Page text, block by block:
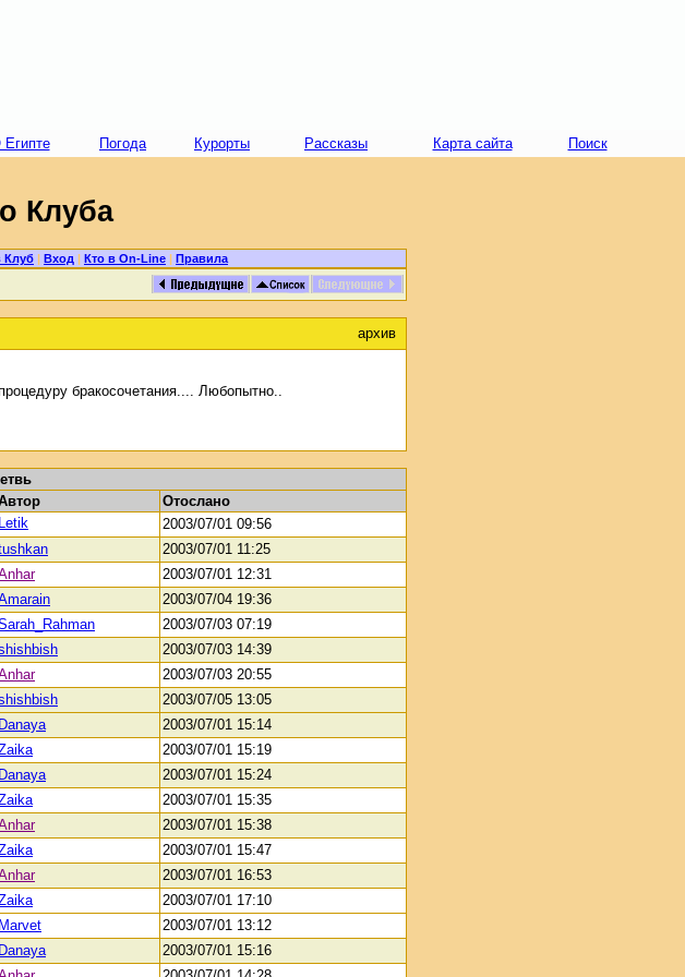
Погода Курорты Рассказы Карта сайта Поиск
Клуба
Клуб | Вход | Кто в On-Line | Правила
архив
бракосочетания.... Любопытно..
Отослано
Letik
2003/07/01 09:56
2003/07/01 11:25
2003/07/01 12:31
2003/07/04 19:36
2003/07/03 07:19
2003/07/03 14:39
2003/07/03 20:55
2003/07/05 13:05
Danaya
2003/07/01 15:14
2003/07/01 15:19
Danaya
2003/07/01 15:24
2003/07/01 15:35
2003/07/01 15:38
2003/07/01 15:47
2003/07/01 16:53
2003/07/01 17:10
Marvet
2003/07/01 13:12
Danaya
2003/07/01 15:16